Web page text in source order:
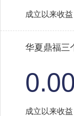
成立以来收益
华夏鼎福三
成立以来收益